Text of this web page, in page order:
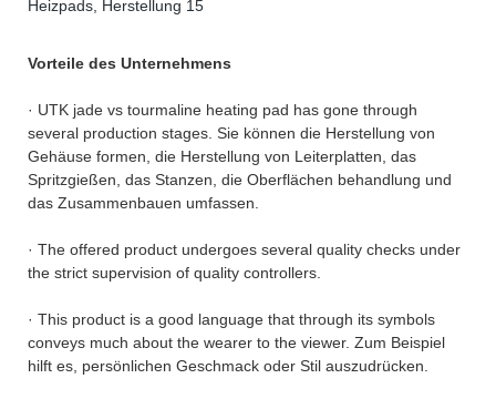
Vorteile des Unternehmens
· UTK jade vs tourmaline heating pad has gone through
several production stages. Sie können die Herstellung von
Gehäuse formen, die Herstellung von Leiterplatten, das
Spritzgießen, das Stanzen, die Oberflächen behandlung und
das Zusammenbauen umfassen.
· The offered product undergoes several quality checks under
the strict supervision of quality controllers.
· This product is a good language that through its symbols
conveys much about the wearer to the viewer. Zum Beispiel
hilft es, persönlichen Geschmack oder Stil auszudrücken.